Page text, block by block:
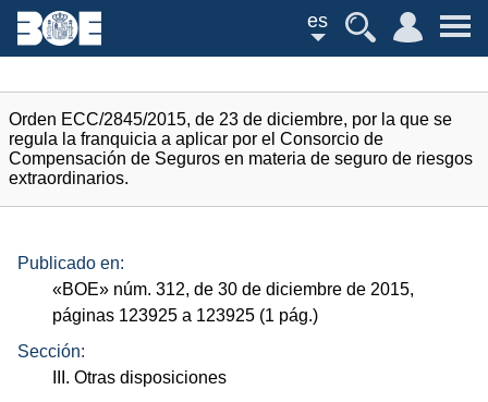
es
Orden ECC/2845/2015, de 23 de diciembre, por la que se
regula la franquicia a aplicar por el Consorcio de
Compensación de Seguros en materia de seguro de riesgos
extraordinarios.
Publicado en:
«BOE» núm. 312, de 30 de diciembre de 2015,
páginas 123925 a 123925 (1 pág.)
Sección:
III. Otras disposiciones